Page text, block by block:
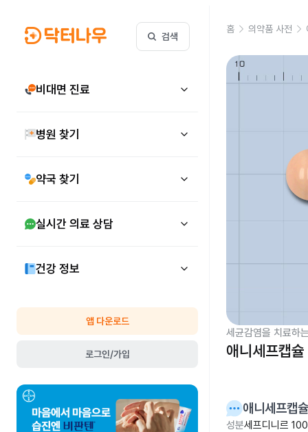
검색
비대면 진료
병원 찾기
약국 찾기
실시간 의료 상담
건강 정보
앱 다운로드
로그인/가입
홈 의약품 사전
세균감염을 치료하
애니세프캡
애니세프캡
성분세프디니르